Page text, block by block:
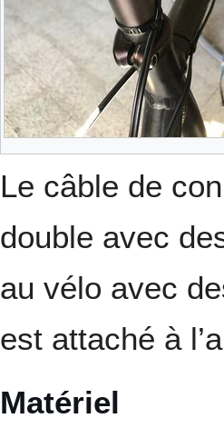
Le câble de
double avec
au vélo avec
est attaché à
Matériel